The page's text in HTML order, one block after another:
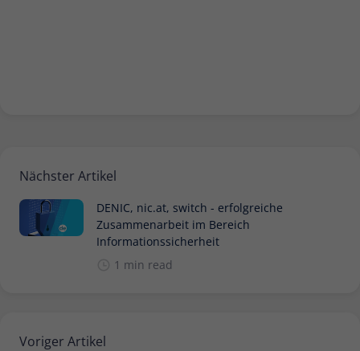
Nächster Artikel
DENIC, nic.at, switch - erfolgreiche
Zusammenarbeit im Bereich
Informationssicherheit
1 min read
Voriger Artikel